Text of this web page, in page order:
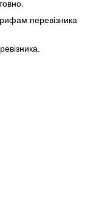
перевізника